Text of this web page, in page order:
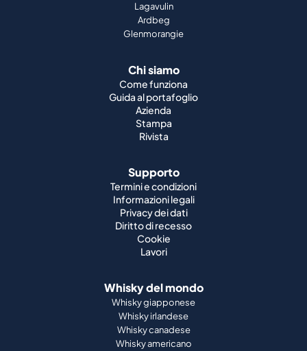
Lagavulin
Ardbeg
Glenmorangie
Chi siamo
Come funziona
Guida al portafoglio
Azienda
Stampa
Rivista
Supporto
Termini e condizioni
Informazioni legali
Privacy dei dati
Diritto di recesso
Cookie
Lavori
Whisky del mondo
Whisky giapponese
Whisky irlandese
Whisky canadese
Whisky americano